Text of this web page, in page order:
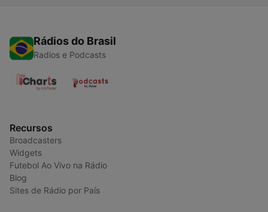
Rádios do Brasil
Radios e Podcasts
Recursos
Broadcasters
Widgets
Futebol Ao Vivo na Rádio
Blog
Sites de Rádio por País